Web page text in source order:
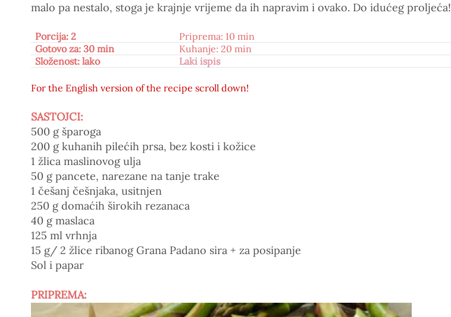
malo pa nestalo, stoga je krajnje vrijeme da ih napravim i ovako. Do idućeg proljeća!
Porcija: 2
Priprema: 10 min
Gotovo za: 30 min
Kuhanje: 20 min
Složenost: lako
Laki ispis
For the English version of the recipe scroll down!
SASTOJCI:
500 g šparoga
200 g kuhanih pilećih prsa, bez kosti i kožice
1 žlica maslinovog ulja
50 g pancete, narezane na tanje trake
1 češanj češnjaka, usitnjen
250 g domaćih širokih rezanaca
40 g maslaca
125 ml vrhnja
15 g/ 2 žlice ribanog Grana Padano sira + za posipanje
Sol i papar
PRIPREMA: